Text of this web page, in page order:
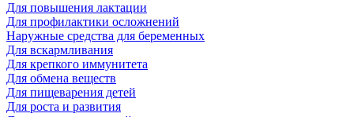
Для повышения лактации
Для профилактики осложнений
Наружные средства для беременных
Для вскармливания
Для крепкого иммунитета
Для обмена веществ
Для пищеварения детей
Для роста и развития